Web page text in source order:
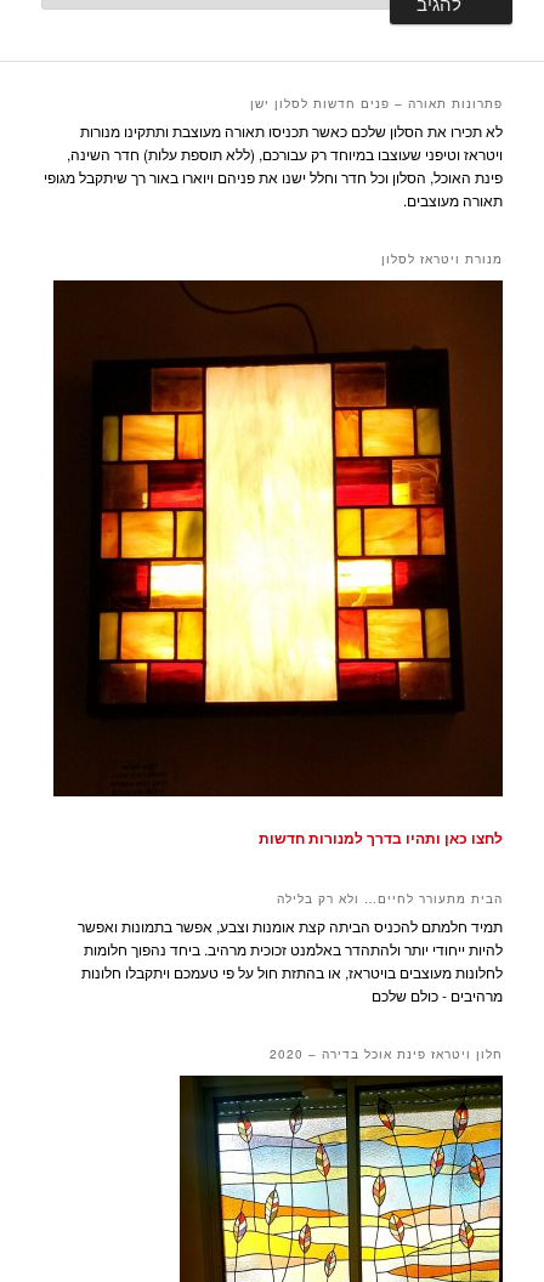
פתרונות תאורה – פנים חדשות לסלון ישן
לא תכירו את הסלון שלכם כאשר תכניסו תאורה מעוצבת ותתקינו מנורות
ויטראז וטיפני שעוצבו במיוחד רק עבורכם, (ללא תוספת עלות) חדר השינה,
פינת האוכל, הסלון וכל חדר וחלל ישנו את פניהם ויוארו באור רך שיתקבל מגופי
תאורה מעוצבים.
מנורת ויטראז לסלון
לחצו כאן ותהיו בדרך למנורות חדשות
הבית מתעורר לחיים… ולא רק בלילה
תמיד חלמתם להכניס הביתה קצת אומנות וצבע, אפשר בתמונות ואפשר
להיות ייחודי יותר ולהתהדר באלמנט זכוכית מרהיב. ביחד נהפוך חלומות
לחלונות מעוצבים בויטראז, או בהתזת חול על פי טעמכם ויתקבלו חלונות
מרהיבים - כולם שלכם
חלון ויטראז פינת אוכל בדירה – 2020